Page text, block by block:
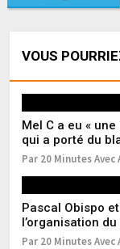
VOUS
Mel C a eu «
qui a porté du
Par 20 Minutes Avec
Pascal Obispo
l’organisation
incendies
Par 20 Minutes Avec